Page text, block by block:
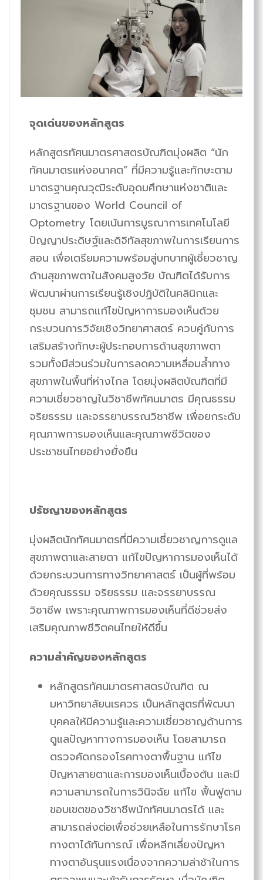
จุดเด่นของหลักสูตร
หลักสูตรทัศนมาตรศาสตรบัณฑิตมุ่งผลิต “นัก
ทัศนมาตรแห่งอนาคต” ที่มีความรู้และทักษะตาม
มาตรฐานคุณวุฒิระดับอุดมศึกษาแห่งชาติและ
มาตรฐานของ World Council of
Optometry โดยเน้นการบูรณาการเทคโนโลยี
ปัญญาประดิษฐ์และดิจิทัลสุขภาพในการเรียนการ
สอน เพื่อเตรียมความพร้อมสู่บทบาทผู้เชี่ยวชาญ
ด้านสุขภาพตาในสังคมสูงวัย บัณฑิตได้รับการ
พัฒนาผ่านการเรียนรู้เชิงปฏิบัติในคลินิกและ
ชุมชน สามารถแก้ไขปัญหาการมองเห็นด้วย
กระบวนการวิจัยเชิงวิทยาศาสตร์ ควบคู่กับการ
เสริมสร้างทักษะผู้ประกอบการด้านสุขภาพตา
รวมทั้งมีส่วนร่วมในการลดความเหลื่อมล้ำทาง
สุขภาพในพื้นที่ห่างไกล โดยมุ่งผลิตบัณฑิตที่มี
ความเชี่ยวชาญในวิชาชีพทัศนมาตร มีคุณธรรม
จริยธรรม และจรรยาบรรณวิชาชีพ เพื่อยกระดับ
คุณภาพการมองเห็นและคุณภาพชีวิตของ
ประชาชนไทยอย่างยั่งยืน
ปรัชญาของหลักสูตร
มุ่งผลิตนักทัศนมาตรที่มีความเชี่ยวชาญการดูแล
สุขภาพตาและสายตา แก้ไขปัญหาการมองเห็นได้
ด้วยกระบวนการทางวิทยาศาสตร์ เป็นผู้ที่พร้อม
ด้วยคุณธรรม จริยธรรม และจรรยาบรรณ
วิชาชีพ เพราะคุณภาพการมองเห็นที่ดีช่วยส่ง
เสริมคุณภาพชีวิตคนไทยให้ดีขึ้น
ความสำคัญของหลักสูตร
หลักสูตรทัศนมาตรศาสตรบัณฑิต ณ
มหาวิทยาลัยนเรศวร เป็นหลักสูตรที่พัฒนา
บุคคลให้มีความรู้และความเชี่ยวชาญด้านการ
ดูแลปัญหาทางการมองเห็น โดยสามารถ
ตรวจคัดกรองโรคทางตาพื้นฐาน แก้ไข
ปัญหาสายตาและการมองเห็นเบื้องต้น และมี
ความสามารถในการวินิจฉัย แก้ไข ฟื้นฟูตาม
ขอบเขตของวิชาชีพนักทัศนมาตรได้ และ
สามารถส่งต่อเพื่อช่วยเหลือในการรักษาโรค
ทางตาได้ทันการณ์ เพื่อหลีกเลี่ยงปัญหา
ทางตาอันรุนแรงเนื่องจากความล่าช้าในการ